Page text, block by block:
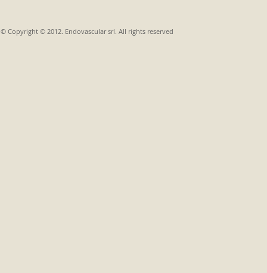
© Copyright © 2012. Endovascular srl. All rights reserved